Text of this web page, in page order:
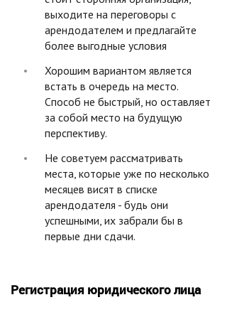
выходите на переговоры с
арендодателем и предлагайте
более выгодные условия
Хорошим вариантом является
встать в очередь на место.
Способ не быстрый, но оставляет
за собой место на будущую
перспективу.
Не советуем рассматривать
места, которые уже по несколько
месяцев висят в списке
арендодателя - будь они
успешными, их забрали бы в
первые дни сдачи.
Регистрация юридического лица